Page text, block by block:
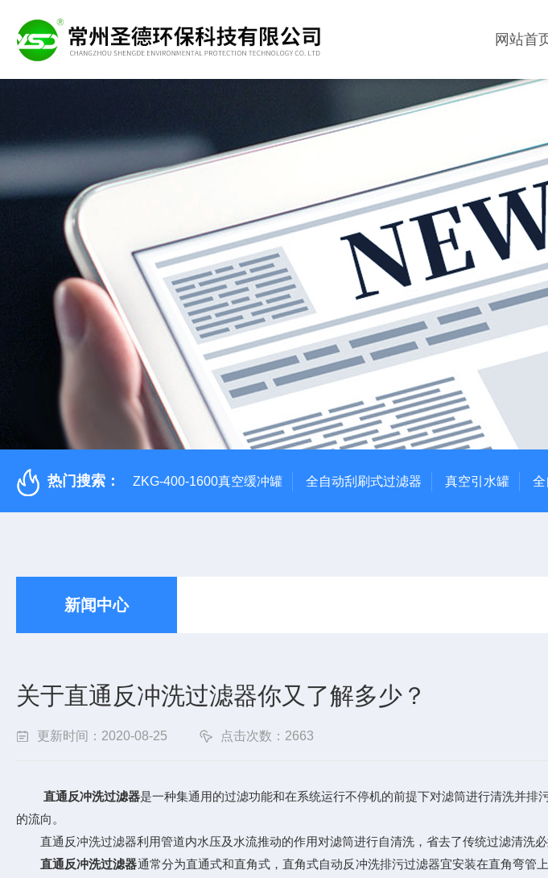
网站首
热门搜索： ZKG-400-1600真空缓冲罐 全自动刮刷式过滤器 真空引水罐 全
新闻中心
关于直通反冲洗过滤器你又了解多少？
更新时间：2020-08-25 点击次数：2663
直通反冲洗过滤器是一种集通用的过滤功能和在系统运行不停机的前提下对滤筒进行清洗并
的流向。
直通反冲洗过滤器利用管道内水压及水流推动的作用对滤筒进行自清洗，省去了传统过滤清洗必
直通反冲洗过滤器通常分为直通式和直角式，直角式自动反冲洗排污过滤器宜安装在直角弯